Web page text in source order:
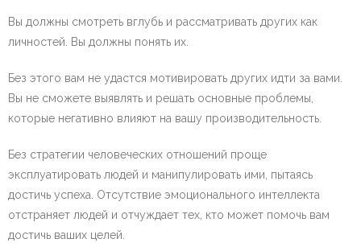
Вы должны смотреть вглубь и рассматривать других как
личностей. Вы должны понять их.
Без этого вам не удастся мотивировать других идти за вами.
Вы не сможете выявлять и решать основные проблемы,
которые негативно влияют на вашу производительность.
Без стратегии человеческих отношений проще
эксплуатировать людей и манипулировать ими, пытаясь
достичь успеха. Отсутствие эмоционального интеллекта
отстраняет людей и отчуждает тех, кто может помочь вам
достичь ваших целей.